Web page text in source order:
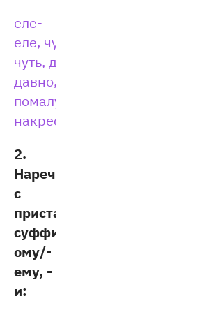
еле-
еле, чуть-
чуть, давным-
давно, мало-
помалу, крест-
накрест
2.
Наречия
с
приставкой по- и
суффиксами -
ому/-
ему, -
и: